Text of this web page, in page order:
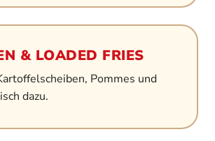
& LOADED FRIES
Pommes und
dazu.